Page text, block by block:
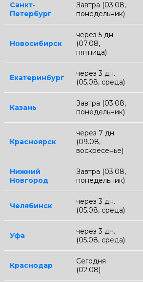
Санкт-
Петербург
Завтра (03.08,
понедельник)
Новосибирск
через 5 дн.
(07.08,
пятница)
Екатеринбург
через 3 дн.
(05.08, среда)
Казань
Завтра (03.08,
понедельник)
Красноярск
через 7 дн.
(09.08,
воскресенье)
Нижний
Новгород
Завтра (03.08,
понедельник)
Челябинск
через 3 дн.
(05.08, среда)
Уфа
через 3 дн.
(05.08, среда)
Краснодар
Сегодня
(02.08)